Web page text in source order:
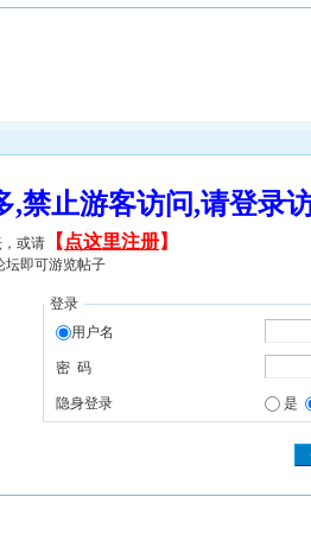
,禁止游客访问,请登
或请 【 点这里注册】
坛即可游览帖子
登录
用户名
密 码
隐身登录 是